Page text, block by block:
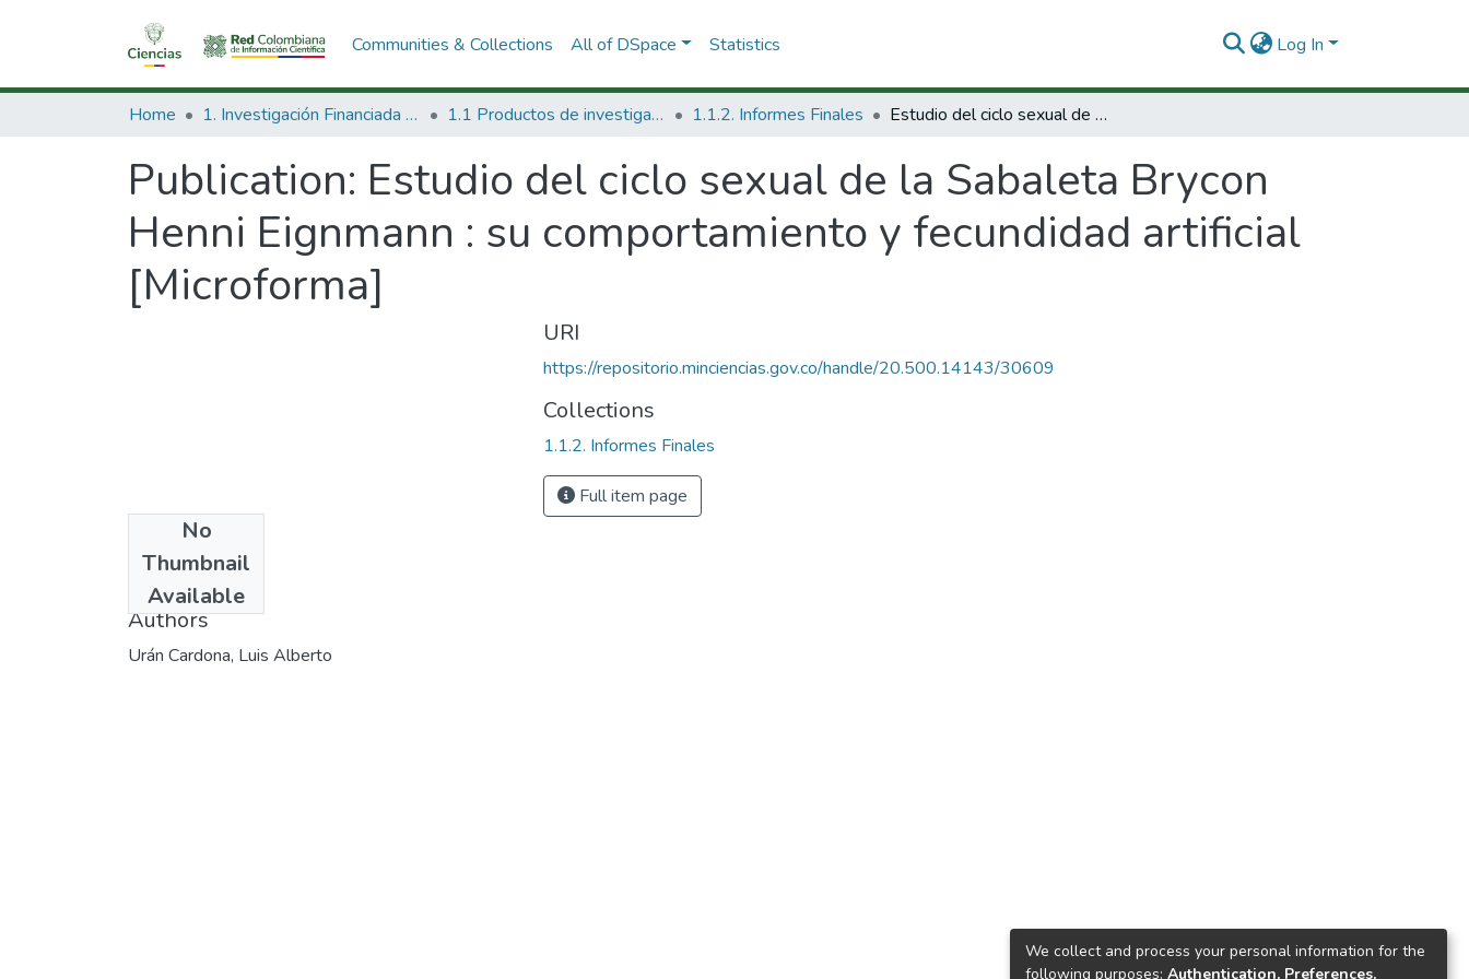
Communities & Collections All of DSpace Statistics Log In
Home 1. Investigación Financiada con Recursos Públicos 1.1 Productos de investigación 1.1.2. Informes Finales Estudio del ciclo sexual de la Sabaleta Brycon Henni Eignmann : su comportamiento y fecundidad artificial [Microforma]
Publication: Estudio del ciclo sexual de la Sabaleta Brycon
Henni Eignmann : su comportamiento y fecundidad artificial
[Microforma]
No
Thumbnail
Available
1974
Authors
Urán Cardona, Luis Alberto
URI
https://repositorio.minciencias.gov.co/handle/20.500.14143/30609
Collections
1.1.2. Informes Finales
Full item page
We collect and process your personal information for the
following purposes: Authentication, Preferences,